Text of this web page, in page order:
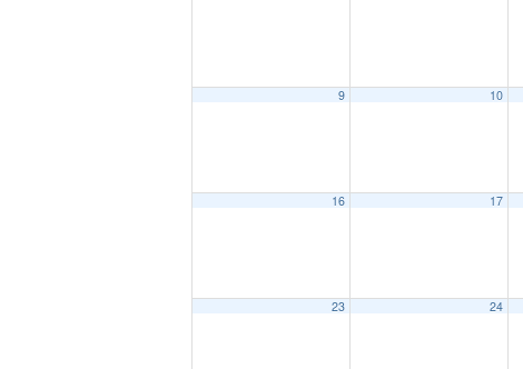
9 10
16 17
23 24